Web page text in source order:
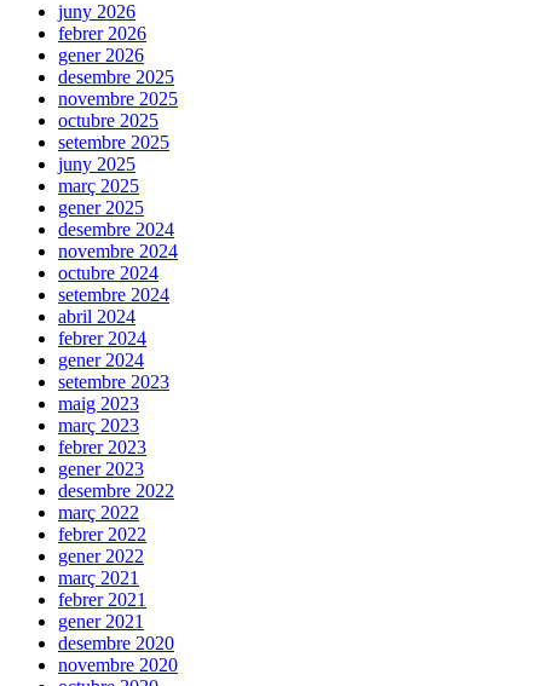
juny 2026
febrer 2026
gener 2026
desembre 2025
novembre 2025
octubre 2025
setembre 2025
juny 2025
març 2025
gener 2025
desembre 2024
novembre 2024
octubre 2024
setembre 2024
abril 2024
febrer 2024
gener 2024
setembre 2023
maig 2023
març 2023
febrer 2023
gener 2023
desembre 2022
març 2022
febrer 2022
gener 2022
març 2021
febrer 2021
gener 2021
desembre 2020
novembre 2020